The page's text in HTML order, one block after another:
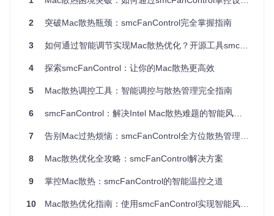
操作价值：当设置最小转速为3500RPM时，可使CPU温度降
技术原理：通过适度提高风扇转速，维持CPU温度在65℃以下
期间的CPU占用率降低30%，同时保持50分贝以下的噪音水平
创意设计场景（中级配置）
用户痛点：Photoshop处理大型RAW文件时操作延迟
技术原理：平衡CPU与GPU散热需求，实施差异化转速控制
实际效果：设置风扇转速为3000-3200RPM区间，可使图像处
理速度提升15-20%，同时避免因过热导致的文件损坏风险
2 突破Mac散热瓶颈：smcFanControl完全掌握指南
3 如何通过智能调节实现Mac散热优化？开源工具smcFanControl全攻略
4 探索smcFanControl：让你的Mac散热更高效
5 Mac散热调控工具：智能调控与散热管理完全指南
6 smcFanControl：解决Intel Mac散热难题的智能风扇管理方案
7 告别Mac过热烦恼：smcFanControl全方位散热管理指南
8 Mac散热优化全攻略：smcFanControl解决方案
9 掌控Mac散热：smcFanControl的智能温控之道
10 Mac散热优化指南：使用smcFanControl实现智能风扇管理